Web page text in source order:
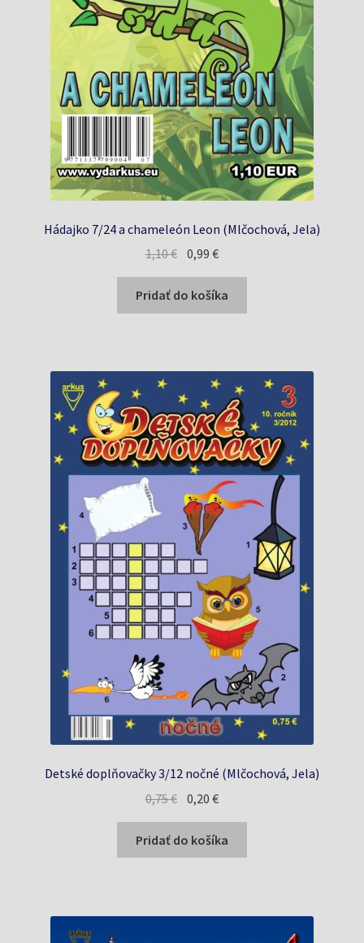
Hádajko 7/24 a chameleón Leon (Mlčochová, Jela)
1,10€ Pôvodná
cena
bola:
1,10 €.
0,99€Aktuálna
cena
je:
0,99 €.
Pridať do košíka
Detské doplňovačky 3/12 nočné (Mlčochová, Jela)
0,75€ Pôvodná
bola:
0,75 €.
0,20€Aktuálna
je:
0,20 €.
Pridať do košíka